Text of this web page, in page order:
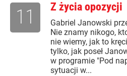
Z życia opozycji
Gabriel Janowski
Nie znamy nikogo,
nie wiemy, jak to
tylko, jak poseł
w programie "Pod
sytuacji w...
11